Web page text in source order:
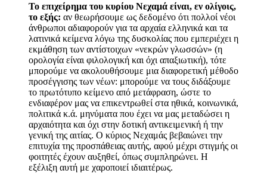
Το επιχείρημα του κυρίου Νεχαμά είναι, εν ολίγοις,
το εξής: αν θεωρήσουμε ως δεδομένο ότι πολλοί νέοι
άνθρωποι αδιαφορούν για τα αρχαία ελληνικά και τα
λατινικά κείμενα λόγω της δυσκολίας που εμπεριέχει η
εκμάθηση των αντίστοιχων «νεκρών γλωσσών» (η
ορολογία είναι φιλολογική και όχι απαξιωτική), τότε
μπορούμε να ακολουθήσουμε μια διαφορετική μέθοδο
προσέγγισης των νέων: μπορούμε να τους διδάξουμε
το πρωτότυπο κείμενο από μετάφραση, ώστε το
ενδιαφέρον μας να επικεντρωθεί στα ηθικά, κοινωνικά,
πολιτικά κ.ά. μηνύματα που έχει να μας μεταδώσει η
αρχαιότητα και όχι στην δοτική αντικειμενική ή την
γενική της αιτίας. Ο κύριος Νεχαμάς βεβαιώνει την
επιτυχία της προσπάθειας αυτής, αφού μέχρι στιγμής οι
φοιτητές έχουν αυξηθεί, όπως συμπληρώνει. Η
εξέλιξη αυτή με χαροποιεί ιδιαιτέρως.